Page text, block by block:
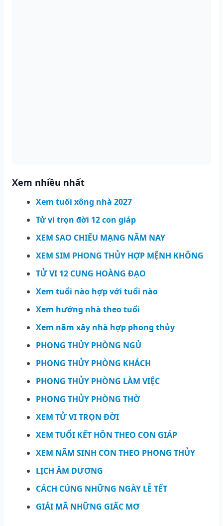
Xem nhiều nhất
Xem tuổi xông nhà 2027
Tử vi trọn đời 12 con giáp
XEM SAO CHIẾU MẠNG NĂM NAY
XEM SIM PHONG THỦY HỢP MỆNH KHÔNG
TỬ VI 12 CUNG HOÀNG ĐẠO
Xem tuổi nào hợp với tuổi nào
Xem hướng nhà theo tuổi
Xem năm xây nhà hợp phong thủy
PHONG THỦY PHÒNG NGỦ
PHONG THỦY PHÒNG KHÁCH
PHONG THỦY PHÒNG LÀM VIỆC
PHONG THỦY PHÒNG THỜ
XEM TỬ VI TRỌN ĐỜI
XEM TUỔI KẾT HÔN THEO CON GIÁP
XEM NĂM SINH CON THEO PHONG THỦY
LỊCH ÂM DƯƠNG
CÁCH CÚNG NHỮNG NGÀY LỄ TẾT
GIẢI MÃ NHỮNG GIẤC MƠ